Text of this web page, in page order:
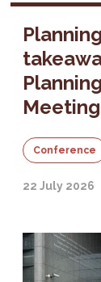
Meeting
Conference
22 July 2026